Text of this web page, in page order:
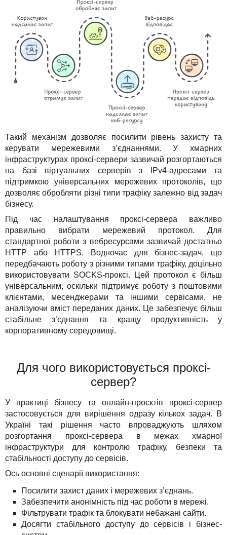
Такий механізм дозволяє посилити рівень захисту та
керувати мережевими з’єднаннями. У хмарних
інфраструктурах проксі-сервери зазвичай розгортаються
на базі віртуальних серверів з IPv4-адресами та
підтримкою універсальних мережевих протоколів, що
дозволяє обробляти різні типи трафіку залежно від задач
бізнесу.
Під час налаштування проксі-сервера важливо
правильно вибрати мережевий протокол. Для
стандартної роботи з вебресурсами зазвичай достатньо
HTTP або HTTPS. Водночас для бізнес-задач, що
передбачають роботу з різними типами трафіку, доцільно
використовувати SOCKS-проксі. Цей протокол є більш
універсальним, оскільки підтримує роботу з поштовими
клієнтами, месенджерами та іншими сервісами, не
аналізуючи вміст переданих даних. Це забезпечує більш
стабільне з’єднання та кращу продуктивність у
корпоративному середовищі.
Для чого використовується проксі-
сервер?
У практиці бізнесу та онлайн-проєктів проксі-сервер
застосовується для вирішення одразу кількох задач. В
Україні такі рішення часто впроваджують шляхом
розгортання проксі-сервера в межах хмарної
інфраструктури для контролю трафіку, безпеки та
стабільності доступу до сервісів.
Ось основні сценарії використання:
Посилити захист даних і мережевих з’єднань.
Забезпечити анонімність під час роботи в мережі.
Фільтрувати трафік та блокувати небажані сайти.
Досягти стабільного доступу до сервісів і бізнес-